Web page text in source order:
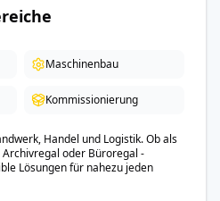
Maschinenbau
Kommissionierung
Handel und Logistik. Ob als
oder Büroregal -
Lösungen für nahezu jeden